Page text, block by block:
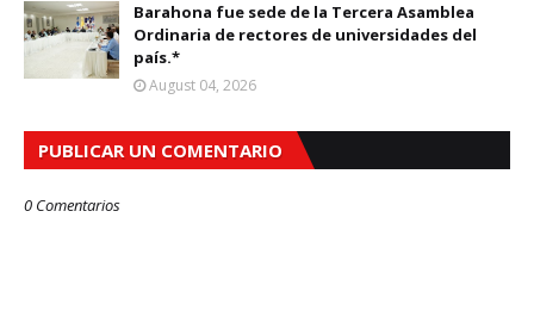
Barahona fue sede de la Tercera Asamblea
Ordinaria de rectores de universidades del
país.*
August 04, 2026
PUBLICAR UN COMENTARIO
0 Comentarios